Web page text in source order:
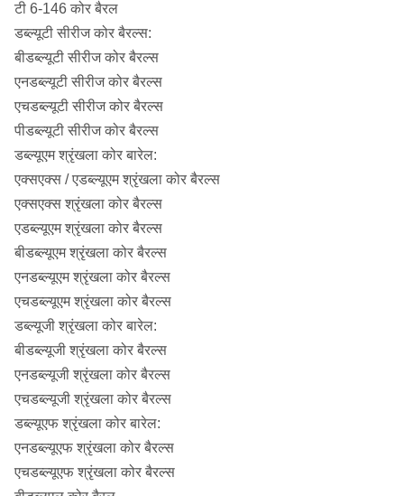
टी 6-146 कोर बैरल
डब्ल्यूटी सीरीज कोर बैरल्स:
बीडब्ल्यूटी सीरीज कोर बैरल्स
एनडब्ल्यूटी सीरीज कोर बैरल्स
एचडब्ल्यूटी सीरीज कोर बैरल्स
पीडब्ल्यूटी सीरीज कोर बैरल्स
डब्ल्यूएम श्रृंखला कोर बारेल:
एक्सएक्स / एडब्ल्यूएम श्रृंखला कोर बैरल्स
एक्सएक्स श्रृंखला कोर बैरल्स
एडब्ल्यूएम श्रृंखला कोर बैरल्स
बीडब्ल्यूएम श्रृंखला कोर बैरल्स
एनडब्ल्यूएम श्रृंखला कोर बैरल्स
एचडब्ल्यूएम श्रृंखला कोर बैरल्स
डब्ल्यूजी श्रृंखला कोर बारेल:
बीडब्ल्यूजी श्रृंखला कोर बैरल्स
एनडब्ल्यूजी श्रृंखला कोर बैरल्स
एचडब्ल्यूजी श्रृंखला कोर बैरल्स
डब्ल्यूएफ श्रृंखला कोर बारेल:
एनडब्ल्यूएफ श्रृंखला कोर बैरल्स
एचडब्ल्यूएफ श्रृंखला कोर बैरल्स